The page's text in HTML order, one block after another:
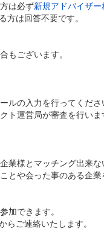
は必ず新規アドバイザー
方は回答不要です。
もございます。
ルの入力を行ってくださ
ト運営局が審査を行いま
業様とマッチング出来な
とや会った事のある企業
加できます。
ご連絡いたします。